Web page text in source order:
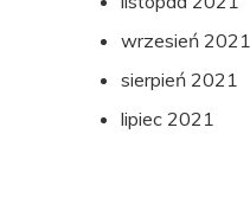
wrzesień 2021
sierpień 2021
lipiec 2021